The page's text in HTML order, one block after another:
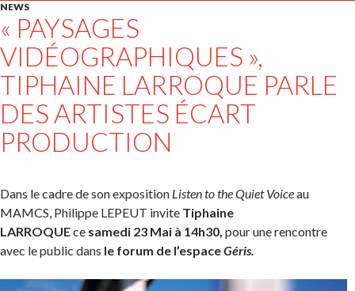
NEWS
« PAYSAGES
VIDÉOGRAPHIQUES »,
TIPHAINE LARROQUE PARLE
DES ARTISTES ÉCART
PRODUCTION
Dans le cadre de son exposition Listen to the Quiet Voiceau
MAMCS, Philippe LEPEUT invite Tiphaine
LARROQUEce samedi 23 Mai à 14h30, pour une rencontre
avec le public dans le forum de l’espaceGéris.